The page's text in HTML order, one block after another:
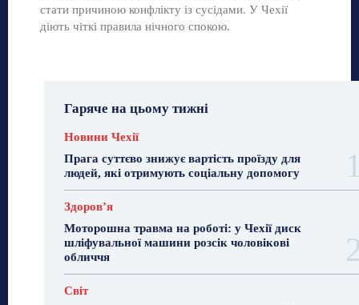
стати причиною конфлікту із сусідами. У Чехії
діють чіткі правила нічного спокою.
Гаряче на цьому тижні
Новини Чехії
Прага суттєво знижує вартість проїзду для
людей, які отримують соціальну допомогу
Здоровʼя
Моторошна травма на роботі: у Чехії диск
шліфувальної машини розсік чоловікові
обличчя
Світ